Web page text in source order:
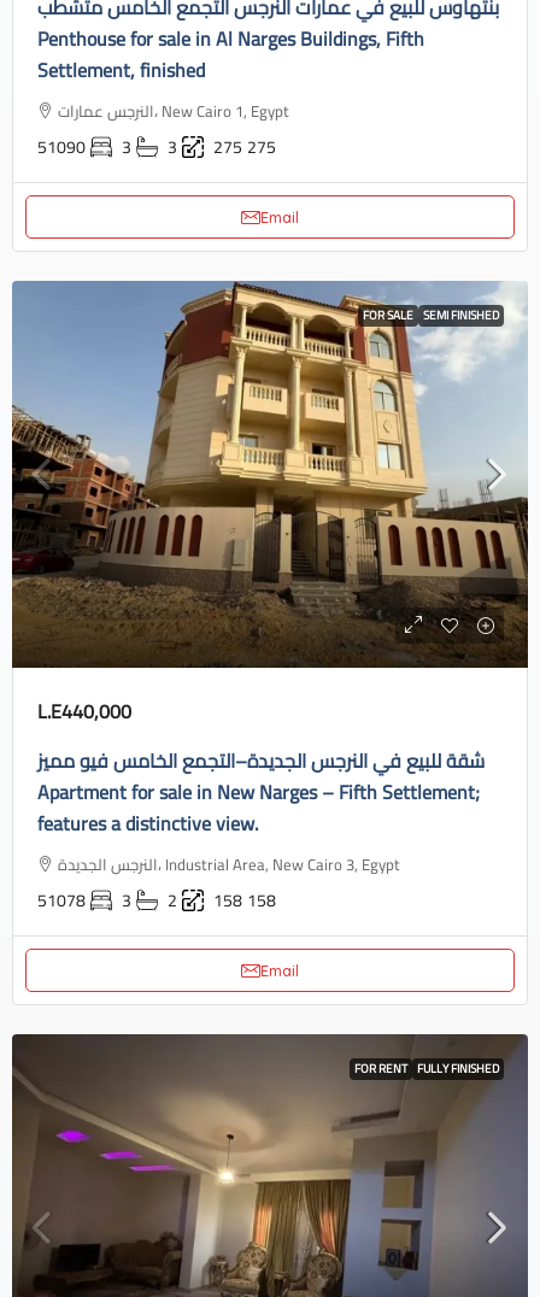
بنتهاوس للبيع في عمارات النرجس التجمع الخامس متشطب
Penthouse for sale in Al Narges Buildings, Fifth
Settlement, finished
النرجس عمارات، New Cairo 1, Egypt
51090 3 3 275 275
Email
FOR SALE SEMI FINISHED
L.E440,000
شقة للبيع في النرجس الجديدة–التجمع الخامس فيو مميز
Apartment for sale in New Narges – Fifth Settlement;
features a distinctive view.
النرجس الجديدة، Industrial Area, New Cairo 3, Egypt
51078 3 2 158158
Email
FOR RENT FULLY FINISHED